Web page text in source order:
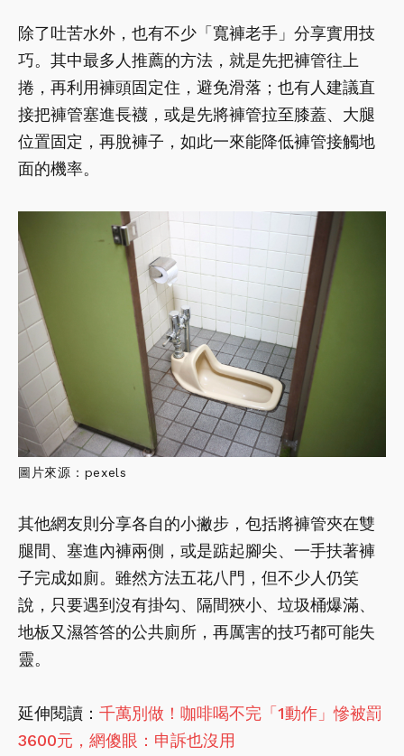
除了吐苦水外，也有不少「寬褲老手」分享實用技
巧。其中最多人推薦的方法，就是先把褲管往上
捲，再利用褲頭固定住，避免滑落；也有人建議直
接把褲管塞進長襪，或是先將褲管拉至膝蓋、大腿
位置固定，再脫褲子，如此一來能降低褲管接觸地
面的機率。
圖片來源：pexels
其他網友則分享各自的小撇步，包括將褲管夾在雙
腿間、塞進內褲兩側，或是踮起腳尖、一手扶著褲
子完成如廁。雖然方法五花八門，但不少人仍笑
說，只要遇到沒有掛勾、隔間狹小、垃圾桶爆滿、
地板又濕答答的公共廁所，再厲害的技巧都可能失
靈。
延伸閱讀： 千萬別做！咖啡喝不完「1動作」慘被罰
3600元，網傻眼：申訴也沒用